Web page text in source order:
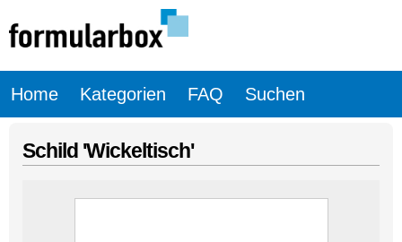
Home Kategorien FAQ Suchen
Schild 'Wickeltisch'